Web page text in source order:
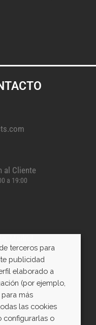
al Cliente
a 19:00
Villapark)
terceros para
publicidad
elaborado a
(por ejemplo,
para más
las cookies
configurarlas o